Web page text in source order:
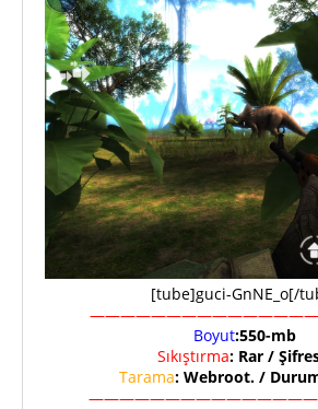
[tube]guci-GnNE_o[/
Boyut:550-mb
Sıkıştırma: Rar /
Tarama: Webroot. /